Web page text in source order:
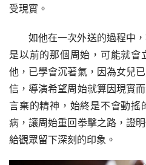
受現實。
如他在一次外送的過程中
是以前的那個周始，可能就會
他，已學會沉著氣，因為女兒
信，導演希望周始就算因現實
言棄的精神，始終是不會動搖
病，讓周始重回拳擊之路，證
給觀眾留下深刻的印象。